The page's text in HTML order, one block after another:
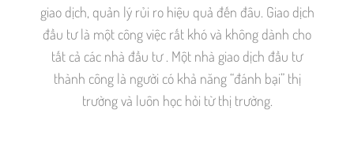
giao dịch, quản lý rủi ro hiệu quả đến đâu. Giao dịch
đầu tư là một công việc rất khó và không dành cho
tất cả các nhà đầu tư . Một nhà giao dịch đầu tư
thành công là người có khả năng “đánh bại” thị
trường và luôn học hỏi từ thị trường.